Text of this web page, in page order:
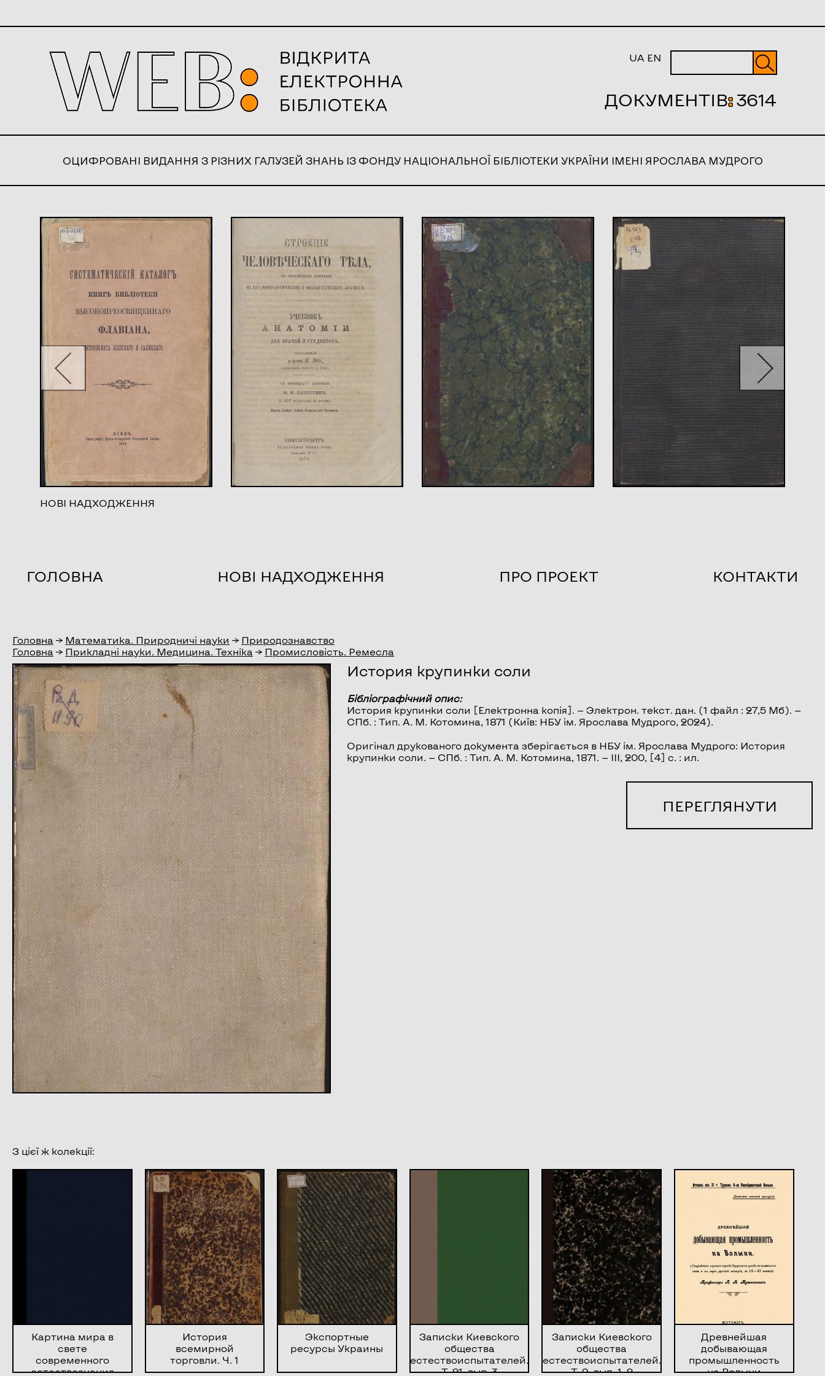
UA EN
ДОКУМЕНТІВ:3614
ОЦИФРОВАНІ ВИДАННЯ З РІЗНИХ ГАЛУЗЕЙ ЗНАНЬ ІЗ ФОНДУ НАЦІОНАЛЬНОЇ БІБЛІОТЕКИ УКРАЇНИ ІМЕНІ ЯРОСЛАВА МУДРОГО
НОВІ НАДХОДЖЕННЯ
ГОЛОВНА НОВІ НАДХОДЖЕННЯ ПРО ПРОЕКТ КОНТАКТИ
Головна → Математика. Природничі науки → Природознавство
Головна → Прикладні науки. Медицина. Техніка → Промисловість. Ремесла
История крупинки соли
Бібліографічний опис:
История крупинки соли [Електронна копія]. — Электрон. текст. дан. (1 файл : 27,5 Мб). —
СПб. : Тип. А. М. Котомина, 1871 (Київ: НБУ ім. Ярослава Мудрого, 2024).
Оригінал друкованого документа зберігається в НБУ ім. Ярослава Мудрого: История
крупинки соли. — СПб. : Тип. А. М. Котомина, 1871. — III, 200, [4] с. : ил.
ПЕРЕГЛЯНУТИ
З цієї ж колекції:
Картина мира в
свете
современного
естествознания
История
всемирной
торговли. Ч. 1
Экспортные
ресурсы Украины
Записки Киевского
общества
естествоиспытателей.
Т. 21, вып. 3
Записки Киевского
общества
естествоиспытателей.
Т. 9, вып. 1, 2
Древнейшая
добывающая
промышленность
на Волыни